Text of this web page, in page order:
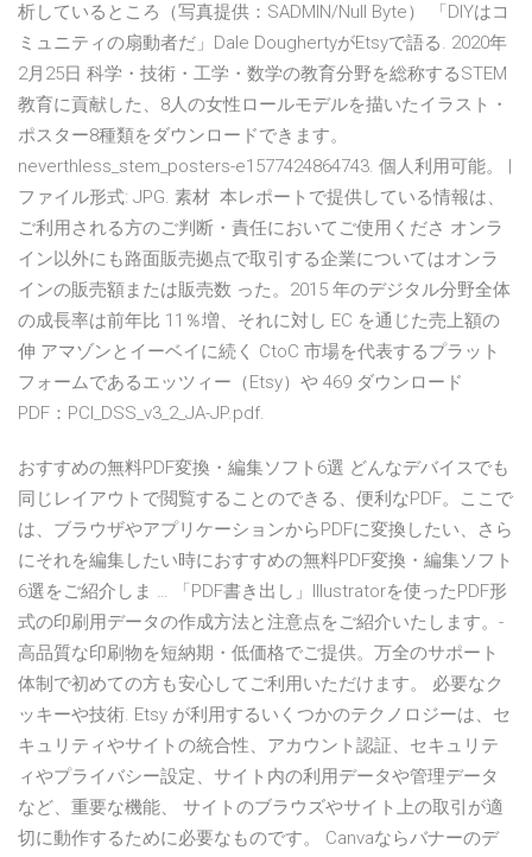
析しているところ（写真提供：SADMIN/Null Byte） 「DIYはコ
ミュニティの扇動者だ」Dale DoughertyがEtsyで語る. 2020年
2月25日 科学・技術・工学・数学の教育分野を総称するSTEM
教育に貢献した、8人の女性ロールモデルを描いたイラスト・
ポスター8種類をダウンロードできます。
neverthless_stem_posters-e1577424864743. 個人利用可能。 |
ファイル形式: JPG. 素材 本レポートで提供している情報は、
ご利用される方のご判断・責任においてご使用くださ オンラ
イン以外にも路面販売拠点で取引する企業についてはオンラ
インの販売額または販売数 った。2015 年のデジタル分野全体
の成長率は前年比 11％増、それに対し EC を通じた売上額の
伸 アマゾンとイーベイに続く CtoC 市場を代表するプラット
フォームであるエッツィー（Etsy）や 469 ダウンロード
PDF：PCI_DSS_v3_2_JA-JP.pdf.
おすすめの無料PDF変換・編集ソフト6選 どんなデバイスでも
同じレイアウトで閲覧することのできる、便利なPDF。ここで
は、ブラウザやアプリケーションからPDFに変換したい、さら
にそれを編集したい時におすすめの無料PDF変換・編集ソフト
6選をご紹介しま … 「PDF書き出し」Illustratorを使ったPDF形
式の印刷用データの作成方法と注意点をご紹介いたします。-
高品質な印刷物を短納期・低価格でご提供。万全のサポート
体制で初めての方も安心してご利用いただけます。 必要なク
ッキーや技術. Etsy が利用するいくつかのテクノロジーは、セ
キュリティやサイトの統合性、アカウント認証、セキュリテ
ィやプライバシー設定、サイト内の利用データや管理データ
など、重要な機能、 サイトのブラウズやサイト上の取引が適
切に動作するために必要なものです。 Canvaならバナーのデ